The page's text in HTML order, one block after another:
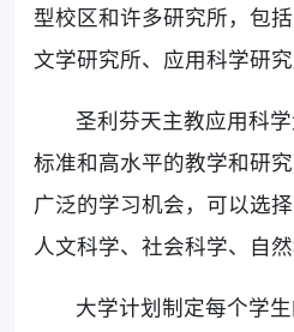
型校区和许多研究所，包
文学研究所、应用科学研究
圣利芬天主教应用科
标准和高水平的教学和研
广泛的学习机会，可以选
人文科学、社会科学、自
大学计划制定每个学